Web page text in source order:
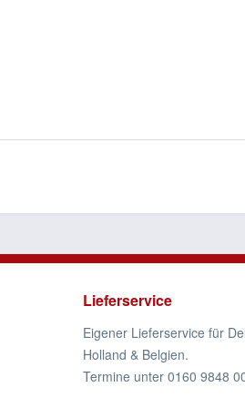
Lieferservice
Eigener Lieferservice für
Holland & Belgien.
Termine unter 0160 9848